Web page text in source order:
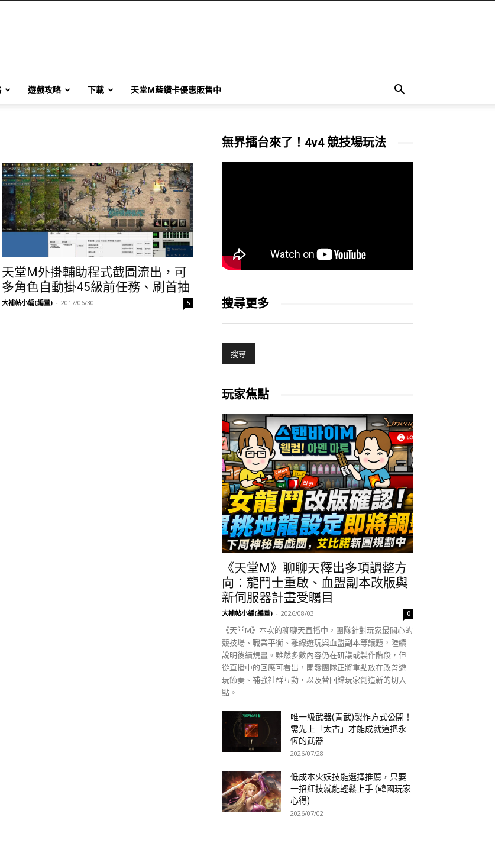
遊戲攻略 下載 天堂M藍鑽卡優惠販售中
天堂M外掛輔助程式截圖流出，可
多角色自動掛45級前任務、刷首抽
大補帖小編(編董) - 2017/06/30 5
無界擂台來了！4v4 競技場玩法
搜尋更多
玩家焦點
《天堂M》聊聊天釋出多項調整方
向：龍鬥士重啟、血盟副本改版與
新伺服器計畫受矚目
大補帖小編(編董) - 2026/08/03 0
《天堂M》本次的聊聊天直播中，團隊針對玩家最關心的
競技場、職業平衡、離線遊玩與血盟副本等議題，陸續
說明後續規畫。雖然多數內容仍在研議或製作階段，但
從直播中的回應可看出，開發團隊正將重點放在改善遊
玩節奏、補強社群互動，以及替回歸玩家創造新的切入
點。
唯一級武器(青武)製作方式公開！
需先上「太古」才能成就這把永
恆的武器
2026/07/28
低成本火妖技能選擇推薦，只要
一招紅技就能輕鬆上手 (韓國玩家
心得)
2026/07/02